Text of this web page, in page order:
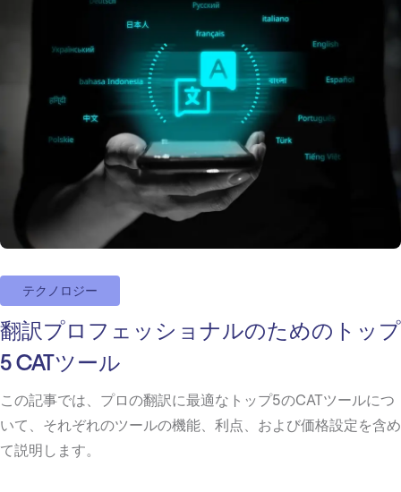
テクノロジー
翻訳プロフェッショナルのためのトップ
5 CATツール
この記事では、プロの翻訳に最適なトップ5のCATツールにつ
いて、それぞれのツールの機能、利点、および価格設定を含め
て説明します。